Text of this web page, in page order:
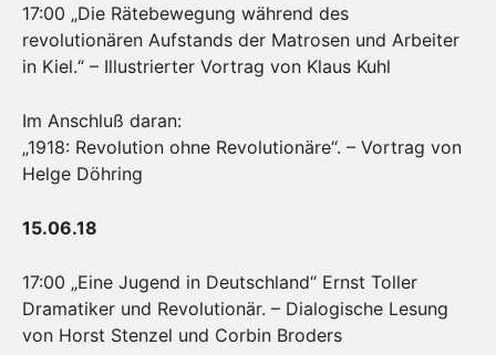
17:00 „Die Rätebewegung während des
revolutionären Aufstands der Matrosen und Arbeiter
in Kiel.“ – Illustrierter Vortrag von Klaus Kuhl
Im Anschluß daran:
„1918: Revolution ohne Revolutionäre“. – Vortrag von
Helge Döhring
15.06.18
17:00 „Eine Jugend in Deutschland“ Ernst Toller
Dramatiker und Revolutionär. – Dialogische Lesung
von Horst Stenzel und Corbin Broders